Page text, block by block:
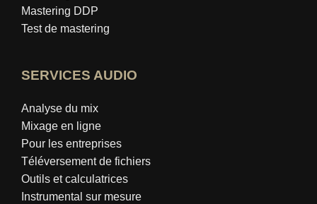
Mastering DDP
Test de mastering
SERVICES AUDIO
Analyse du mix
Mixage en ligne
Pour les entreprises
Téléversement de fichiers
Outils et calculatrices
Instrumental sur mesure